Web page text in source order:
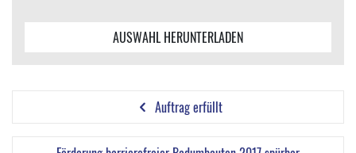
AUSWAHL HERUNTERLADEN
Auftrag erfüllt